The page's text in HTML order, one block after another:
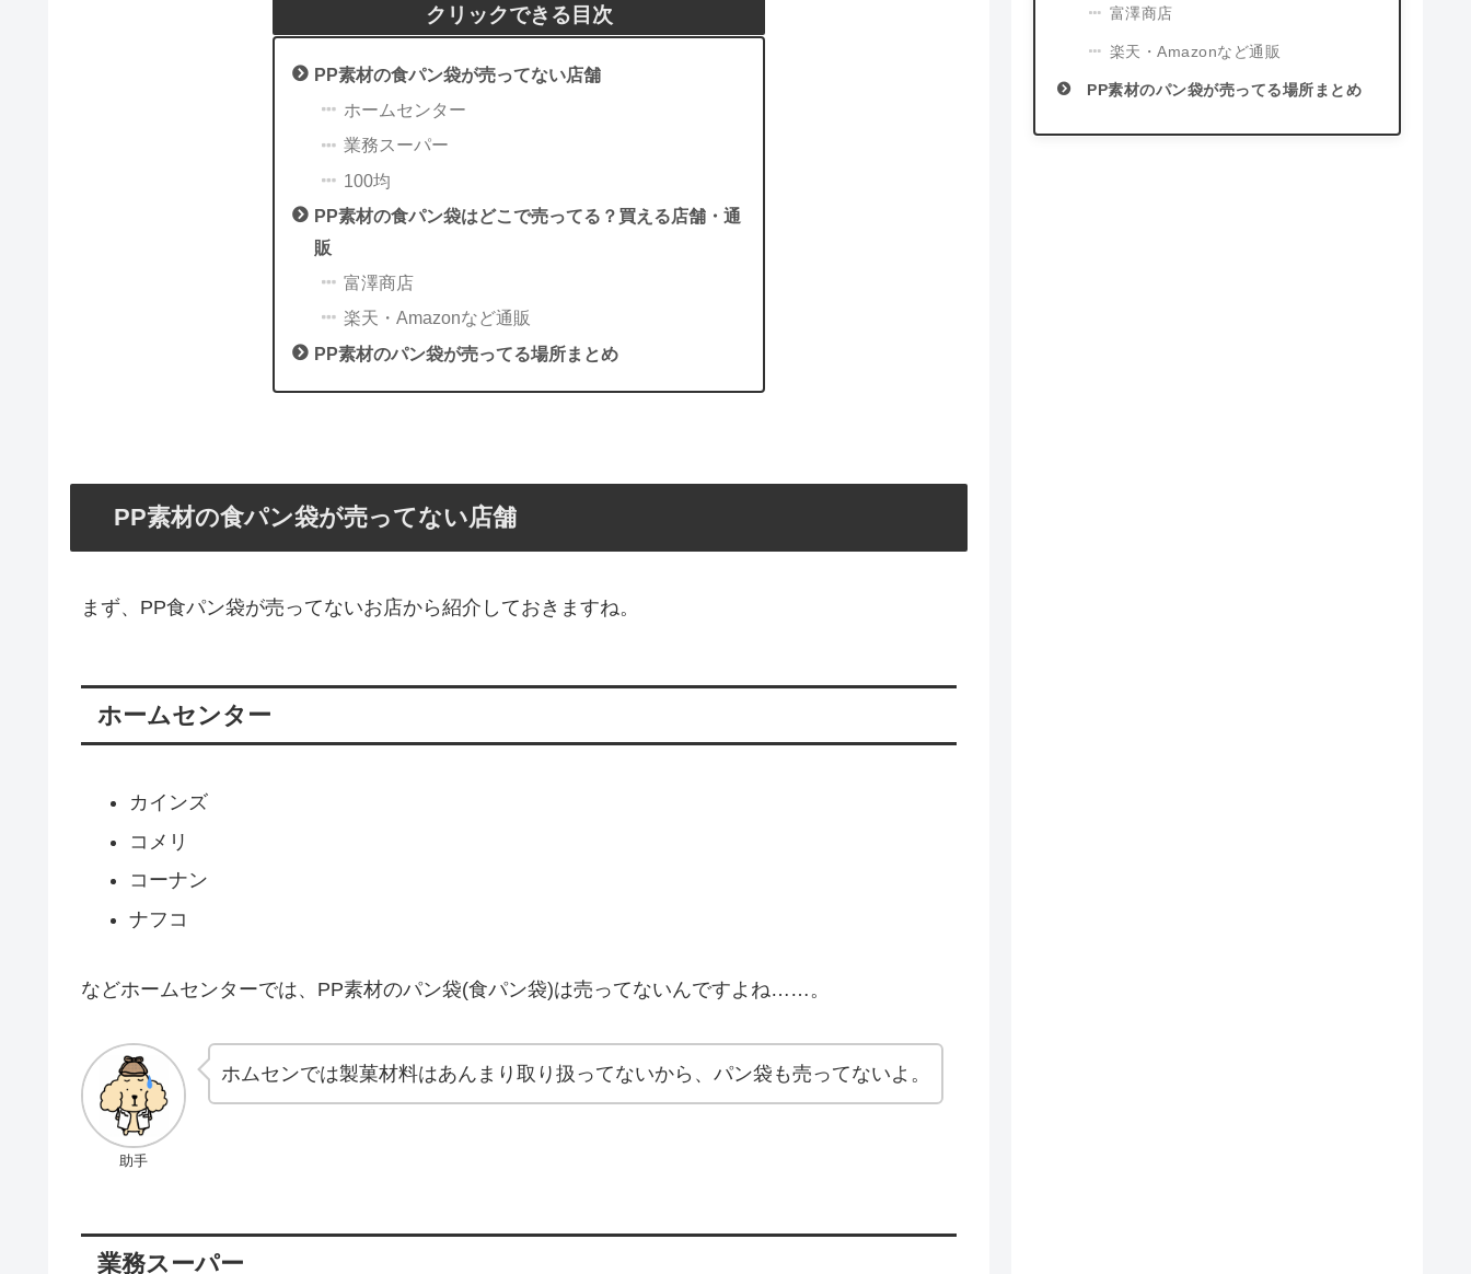
クリックできる目次
PP素材の食パン袋が売ってない店舗
ホームセンター
業務スーパー
100均
PP素材の食パン袋はどこで売ってる？買える店舗・通
販
富澤商店
楽天・Amazonなど通販
PP素材のパン袋が売ってる場所まとめ
PP素材の食パン袋が売ってない店舗
まず、PP食パン袋が売ってないお店から紹介しておきますね。
ホームセンター
カインズ
コメリ
コーナン
ナフコ
などホームセンターでは、PP素材のパン袋(食パン袋)は売ってないんですよね……。
助手
ホムセンでは製菓材料はあんまり取り扱ってないから、パン袋も売ってないよ。
業務スーパー
富澤商店
楽天・Amazonなど通販
PP素材のパン袋が売ってる場所まとめ